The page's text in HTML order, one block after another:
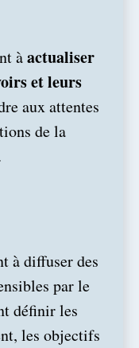
àactualiser
et leurs
aux attentes
de la
à diffuser des
par le
définir les
les objectifs